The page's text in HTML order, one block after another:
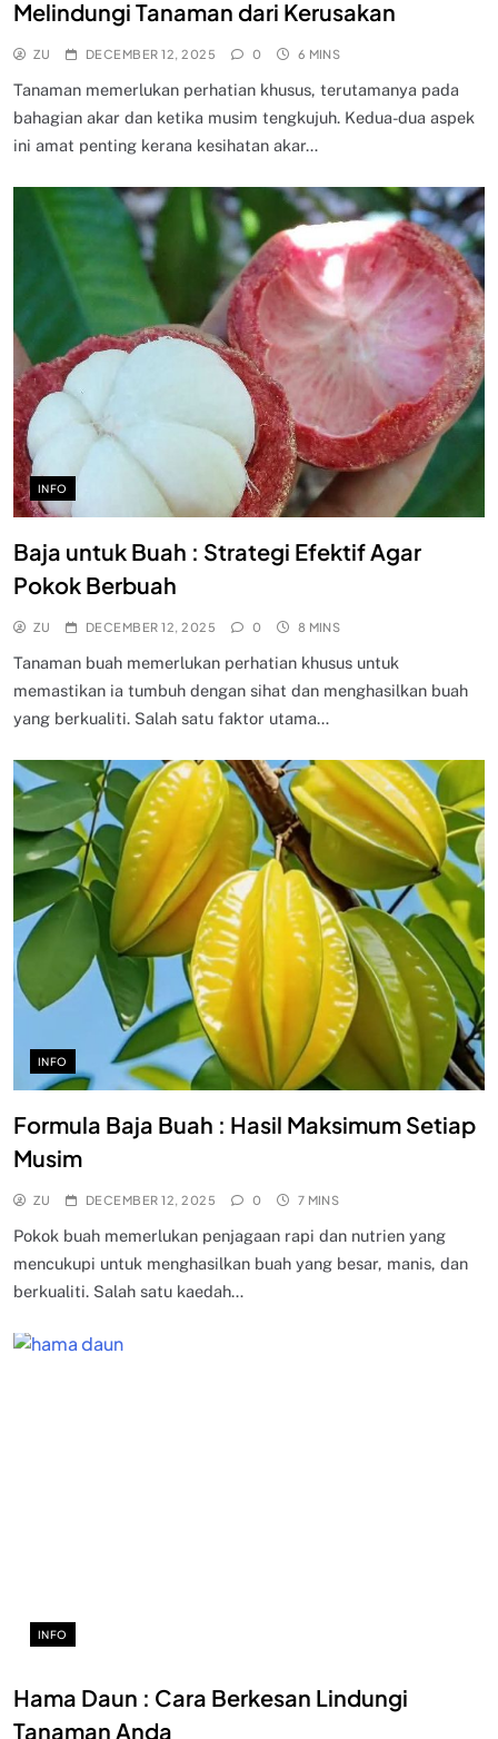
Melindungi Tanaman dari Kerusakan
ZU DECEMBER 12, 2025 0 6 MINS
Tanaman memerlukan perhatian khusus, terutamanya pada
bahagian akar dan ketika musim tengkujuh. Kedua-dua aspek
ini amat penting kerana kesihatan akar…
INFO
Baja untuk Buah : Strategi Efektif Agar
Pokok Berbuah
ZU DECEMBER 12, 2025 0 8 MINS
Tanaman buah memerlukan perhatian khusus untuk
memastikan ia tumbuh dengan sihat dan menghasilkan buah
yang berkualiti. Salah satu faktor utama…
INFO
Formula Baja Buah : Hasil Maksimum Setiap
Musim
ZU DECEMBER 12, 2025 0 7 MINS
Pokok buah memerlukan penjagaan rapi dan nutrien yang
mencukupi untuk menghasilkan buah yang besar, manis, dan
berkualiti. Salah satu kaedah…
INFO
Hama Daun : Cara Berkesan Lindungi
Tanaman Anda